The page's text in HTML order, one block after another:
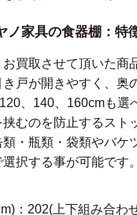
ノ家具の食器棚：特
お買取させて頂いた商
き戸が開きやすく、奥
、140、160cmも選
挟むのを防止するスト
類・瓶類・袋類やバケ
選択する事が可能です。
：202(上下組み合わ